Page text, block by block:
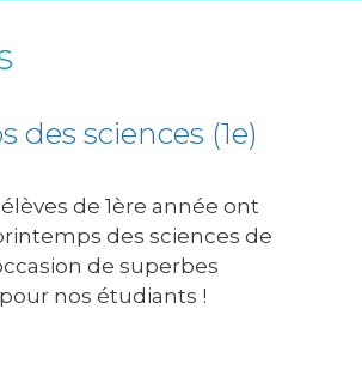
des sciences (1e)
de 1ère année ont
des sciences de
de superbes
nos étudiants !